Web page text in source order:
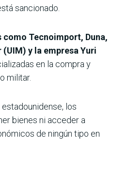
sancionado.
Tecnoimport, Duna,
y la empresa Yuri
en la compra y
militar.
los
bienes ni acceder a
de ningún tipo en